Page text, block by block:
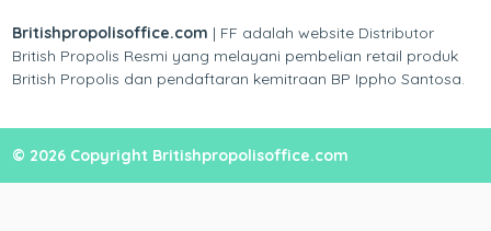
Britishpropolisoffice.com | FF adalah website Distributor
British Propolis Resmi yang melayani pembelian retail produk
British Propolis dan pendaftaran kemitraan BP Ippho Santosa.
© 2026 Copyright Britishpropolisoffice.com